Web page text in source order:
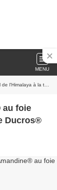
MENU
à la truffe Ducros®
au foie
Ducros®